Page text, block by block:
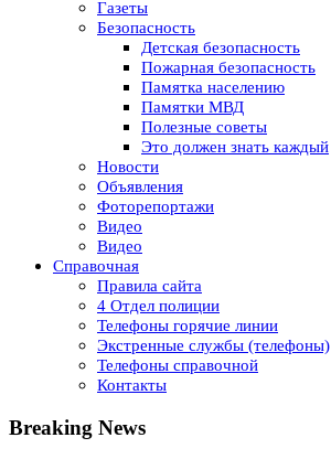
Газеты
Безопасность
Детская безопасность
Пожарная безопасность
Памятка населению
Памятки МВД
Полезные советы
Это должен знать каждый
Новости
Объявления
Фоторепортажи
Видео
Видео
Справочная
Правила сайта
4 Отдел полиции
Телефоны горячие линии
Экстренные службы (телефоны)
Телефоны справочной
Контакты
Breaking News